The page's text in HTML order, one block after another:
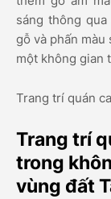
sáng thông
gỗ và phấn
một không gian
Trang trí quán
Trang trí
trong
vùng đất